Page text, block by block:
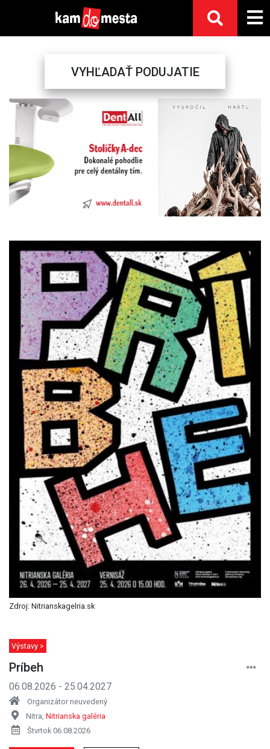
VYHĽADAŤ PODUJATIE
Previous Next
Zdroj: Nitrianskagelria.sk
Výstavy >
Príbeh
06.08.2026 - 25.04.2027
Organizátor neuvedený
Nitra, Nitrianska galéria
Štvrtok 06.08.2026